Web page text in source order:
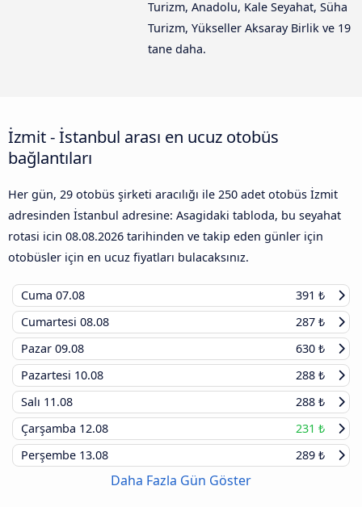
Turizm, Anadolu, Kale Seyahat, Süha
Turizm, Yükseller Aksaray Birlik ve 19
tane daha.
İzmit - İstanbul arası en ucuz otobüs
bağlantıları
Her gün, 29 otobüs şirketi aracılığı ile 250 adet otobüs İzmit
adresinden İstanbul adresine: Asagidaki tabloda, bu seyahat
rotasi icin 08.08.2026 tarihinden ve takip eden günler için
otobüsler için en ucuz fiyatları bulacaksınız.
Cuma 07.08
391 ₺
Cumartesi 08.08
287 ₺
Pazar 09.08
630 ₺
Pazartesi 10.08
288 ₺
Salı 11.08
288 ₺
Çarşamba 12.08
231 ₺
Perşembe 13.08 289 ₺
Daha Fazla Gün Göster